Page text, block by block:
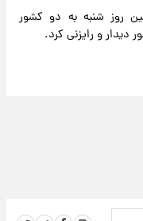
روز شنبه به دو کشور
و رایزنی کرد.